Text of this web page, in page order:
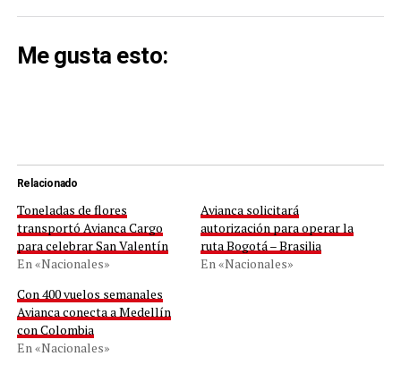
Me gusta esto:
Relacionado
Toneladas de flores
transportó Avianca Cargo
para celebrar San Valentín
En «Nacionales»
Avianca solicitará
autorización para operar la
ruta Bogotá – Brasilia
En «Nacionales»
Con 400 vuelos semanales
Avianca conecta a Medellín
con Colombia
En «Nacionales»